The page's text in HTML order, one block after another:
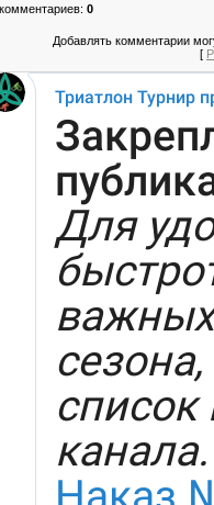
: 0
Добавлять комментарии
[